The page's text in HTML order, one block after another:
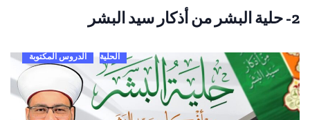
2- حلية البشر من أذكار سيد البشر
الحلية الدروس المكتوبة